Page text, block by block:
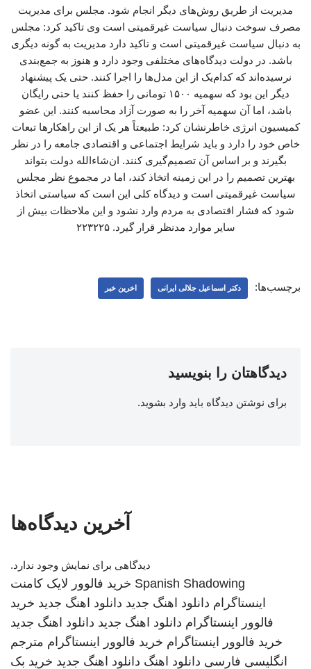
مدیریت از طریق روش‌های دیگر انجام شود. مجلس برای مدیریت
مصرف سوخت دنبال سیاست غیرقمیتی است وی تاکید کرد: مجلس
به دنبال سیاست غیرقمیتی است و تاکید دارد مدیریت به گونه دیگری
باشد. در دولت دیدگاه‌های مختلفی وجود دارد و هنوز به جمع‌بندی
نرسیده‌اند که کدام‌یک از این مدل‌ها را اجرا کنند. حتی یک پیشنهاد
دیگر این بود که سهمیه ۱۵۰۰ تومانی را حفظ کنند یا حتی رایگان
باشد، اما آن سهمیه آخر را به صورت آزاد محاسبه کنند. این عضو
کمیسیون انرژی خاطرنشان کرد: طبیعتاً هر یک از این راهکارها تبعات
خاص خود را دارد و باید شرایط اجتماعی و اقتصادی جامعه را در نظر
بگیرند و بر اساس آن تصمیم‌گیری کنند. ان‌شاءالله دولت بتواند
بهترین تصمیم را در این زمینه اتخاذ کند، اما در مجموع نظر مجلس
سیاست غیرقمیتی است و دیدگاه کلی این است که سیاستی اتخاذ
شود که فشار اقتصادی به مردم وارد نشود و این ملاحظات بیش از
سایر موارد مدنظر قرار گیرد. ۲۲۳۲۲۵
برچسب‌ها: دکتر اسماعیل جلالی ایرانی اخرین خبر
دیدگاهتان را بنویسید
برای نوشتن دیدگاه باید وارد بشوید.
آخرین دیدگاه‌ها
دیدگاهی برای نمایش وجود ندارد.
Spanish Shadowing خرید فالوور لایک کامنت
اینستاگرام دانلود اهنگ جدید دانلود اهنگ جدید خرید
فالوور اینستاگرام دانلود اهنگ جدید دانلود اهنگ جدید
خرید فالوور اینستاگرام خرید فالوور اینستاگرام مترجم
انگلیسی فارسی دانلود اهنگ دانلود اهنگ جدید خرید بک